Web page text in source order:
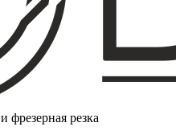
фрезерная резка